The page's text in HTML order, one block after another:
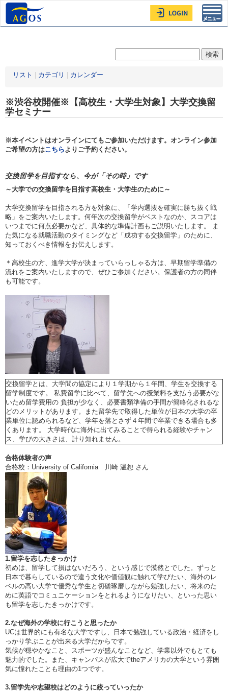
リスト カテゴリ カレンダー
※渋谷校開催※【高校生・大学生対象】大学交換留
学セミナー
※本イベントはオンラインにてもご参加いただけます。オンライン参加
ご希望の方はこちらよりご予約ください。
交換留学を目指すなら、今が「その時」です
～大学での交換留学を目指す高校生・大学生のために～
大学交換留学を目指される方を対象に、「学内選抜を確実に勝ち抜く戦
略」をご案内いたします。何年次の交換留学がベストなのか、スコアは
いつまでに何点必要かなど、具体的な準備計画もご説明いたします。 ま
た気になる就職活動のタイミングなど「成功する交換留学」のために、
知っておくべき情報をお伝えします。
＊高校生の方、進学大学が決まっていらっしゃる方は、早期留学準備の
流れをご案内いたしますので、ぜひご参加ください。保護者の方の同伴
も可能です。
交換留学とは、大学間の協定により１学期から１年間、学生を交換する
留学制度です。 私費留学に比べて、留学先への授業料を支払う必要がな
いため留学費用の 負担が少なく、必要書類準備の手間が簡略化されるな
どのメリットがあります。また留学先で取得した単位が日本の大学の卒
業単位に認められるなど、学年を落とさず４年間で卒業できる場合も多
くあります。 大学時代に海外に出てみることで得られる経験やチャン
ス、学びの大きさは、計り知れません。
合格体験者の声
合格校：University of California 川崎 温恕 さん
1.留学を志したきっかけ
初めは、留学して損はないだろう、という感じで漠然とでした。ずっと
日本で暮らしているので違う文化や価値観に触れて学びたい、海外のレ
ベルの高い大学で優秀な学生と切磋琢磨しながら勉強したい、将来のた
めに英語でコミュニケーションをとれるようになりたい、といった思い
も留学を志したきっかけです。
2.なぜ海外の学校に行こうと思ったか
UCは世界的にも有名な大学ですし、日本で勉強している政治・経済をし
っかり学ぶことが出来る大学だからです。
気候が穏やかなこと、スポーツが盛んなことなど、学業以外でもとても
魅力的でした。また、キャンパスが広大でtheアメリカの大学という雰囲
気に憧れたことも理由の1つです。
3.留学先や志望校はどのように絞っていったか